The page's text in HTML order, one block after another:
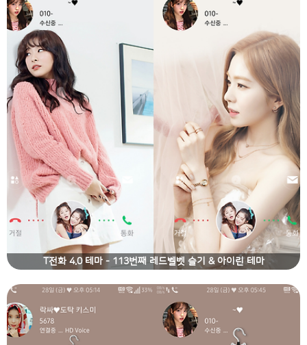
T전화 4.0 테마 - 113번째 레드벨벳 슬기 & 아이린 테마